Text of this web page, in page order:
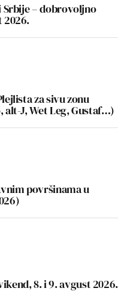
– dobrovoljno
2026.
za sivu zonu
alt-J, Wet Leg, Gustaf…)
površinama u
8. i 9. avgust 2026.